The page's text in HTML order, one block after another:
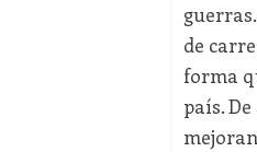
de
forma
país.